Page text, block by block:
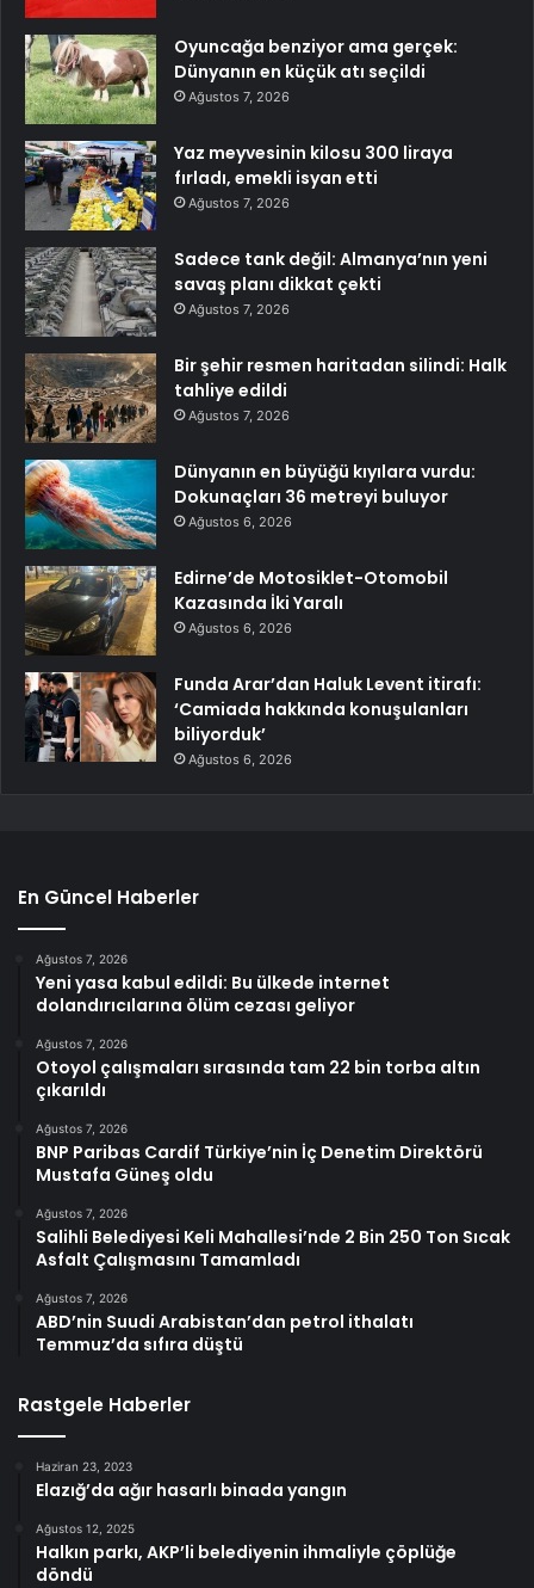
Oyuncağa benziyor ama gerçek:
Dünyanın en küçük atı seçildi
Ağustos 7, 2026
Yaz meyvesinin kilosu 300 liraya
fırladı, emekli isyan etti
Ağustos 7, 2026
Sadece tank değil: Almanya’nın yeni
savaş planı dikkat çekti
Ağustos 7, 2026
Bir şehir resmen haritadan silindi: Halk
tahliye edildi
Ağustos 7, 2026
Dünyanın en büyüğü kıyılara vurdu:
Dokunaçları 36 metreyi buluyor
Ağustos 6, 2026
Edirne’de Motosiklet-Otomobil
Kazasında İki Yaralı
Ağustos 6, 2026
Funda Arar’dan Haluk Levent itirafı:
‘Camiada hakkında konuşulanları
biliyorduk’
Ağustos 6, 2026
En Güncel Haberler
Ağustos 7, 2026
Yeni yasa kabul edildi: Bu ülkede internet
dolandırıcılarına ölüm cezası geliyor
Ağustos 7, 2026
Otoyol çalışmaları sırasında tam 22 bin torba altın
çıkarıldı
Ağustos 7, 2026
BNP Paribas Cardif Türkiye’nin İç Denetim Direktörü
Mustafa Güneş oldu
Ağustos 7, 2026
Salihli Belediyesi Keli Mahallesi’nde 2 Bin 250 Ton Sıcak
Asfalt Çalışmasını Tamamladı
Ağustos 7, 2026
ABD’nin Suudi Arabistan’dan petrol ithalatı
Temmuz’da sıfıra düştü
Rastgele Haberler
Haziran 23, 2023
Elazığ’da ağır hasarlı binada yangın
Ağustos 12, 2025
Halkın parkı, AKP’li belediyenin ihmaliyle çöplüğe
döndü